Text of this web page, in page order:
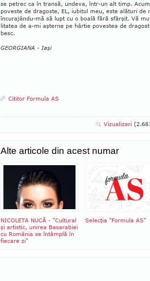
se petrec ca în tran­să, undeva, într-un alt timp.
poveste de dragoste, EL, iubitul meu, este alături de
încurajân­du-mă să lupt cu o boală fără sfârşit. Vă
litatea de a-mi aşterne pe hârtie povestea de
besc.
GEORGIANA - Iaşi
Cititor Formula AS
Vizualizari
Alte articole din acest numar
NICOLETA NUCĂ - "Cultural
şi artistic, unirea Basarabiei
cu România se întâmplă în
fiecare zi"
Selecţia "Formula AS"